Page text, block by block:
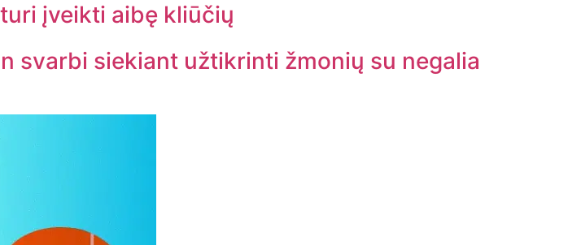
įveikti aibę kliūčių
svarbi siekiant užtikrinti žmonių su negalia